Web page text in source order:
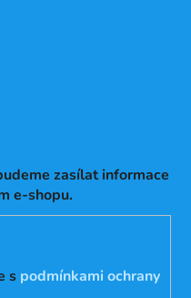
zasílat informace
e-shopu.
s podmínkami ochrany